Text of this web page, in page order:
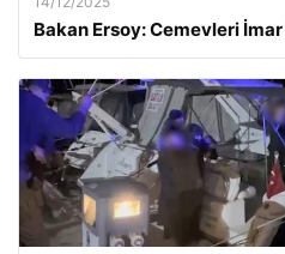
Bakan Ersoy: Cemevleri